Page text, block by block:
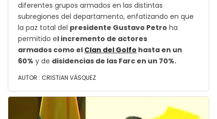
diferentes grupos armados en las distintas
subregiones del departamento, enfatizando en que
la paz total del presidente Gustavo Petro ha
permitido el incremento de actores
armados como el Clan del Golfo hasta en un
60% y de disidencias de las Farc en un 70%.
AUTOR : CRISTIAN VÁSQUEZ